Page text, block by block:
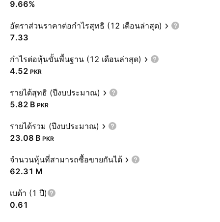
9.66%
อัตราส่วนราคาต่อกำไรสุทธิ (12 เดือนล่าสุด)
7.33
กำไรต่อหุ้นขั้นพื้นฐาน (12 เดือนล่าสุด)
4.52 PKR
รายได้สุทธิ (ปีงบประมาณ)
‪5.82 B‬ PKR
รายได้รวม (ปีงบประมาณ)
‪23.08 B‬ PKR
จำนวนหุ้นที่สามารถซื้อขายกันได้
‪62.31 M‬
เบต้า (1 ปี)
0.61